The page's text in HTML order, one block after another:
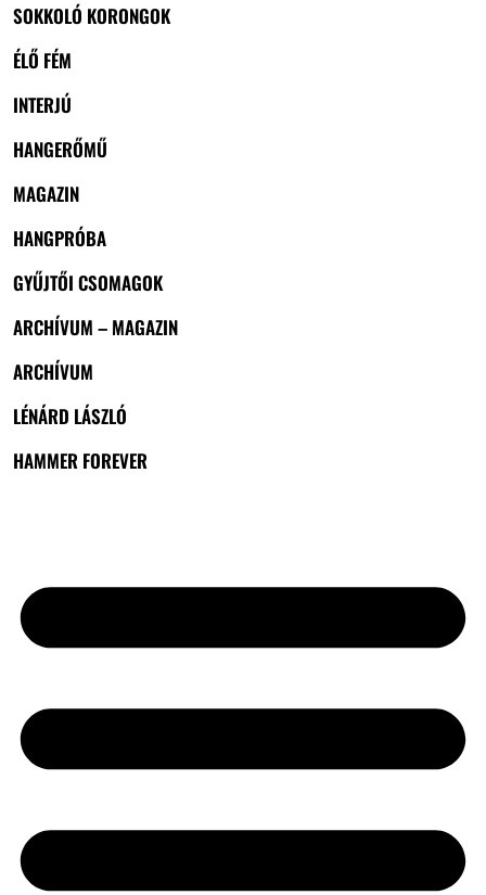
SOKKOLÓ KORONGOK
ÉLŐ FÉM
INTERJÚ
HANGERŐMŰ
MAGAZIN
HANGPRÓBA
GYŰJTŐI CSOMAGOK
ARCHÍVUM – MAGAZIN
ARCHÍVUM
LÉNÁRD LÁSZLÓ
HAMMER FOREVER